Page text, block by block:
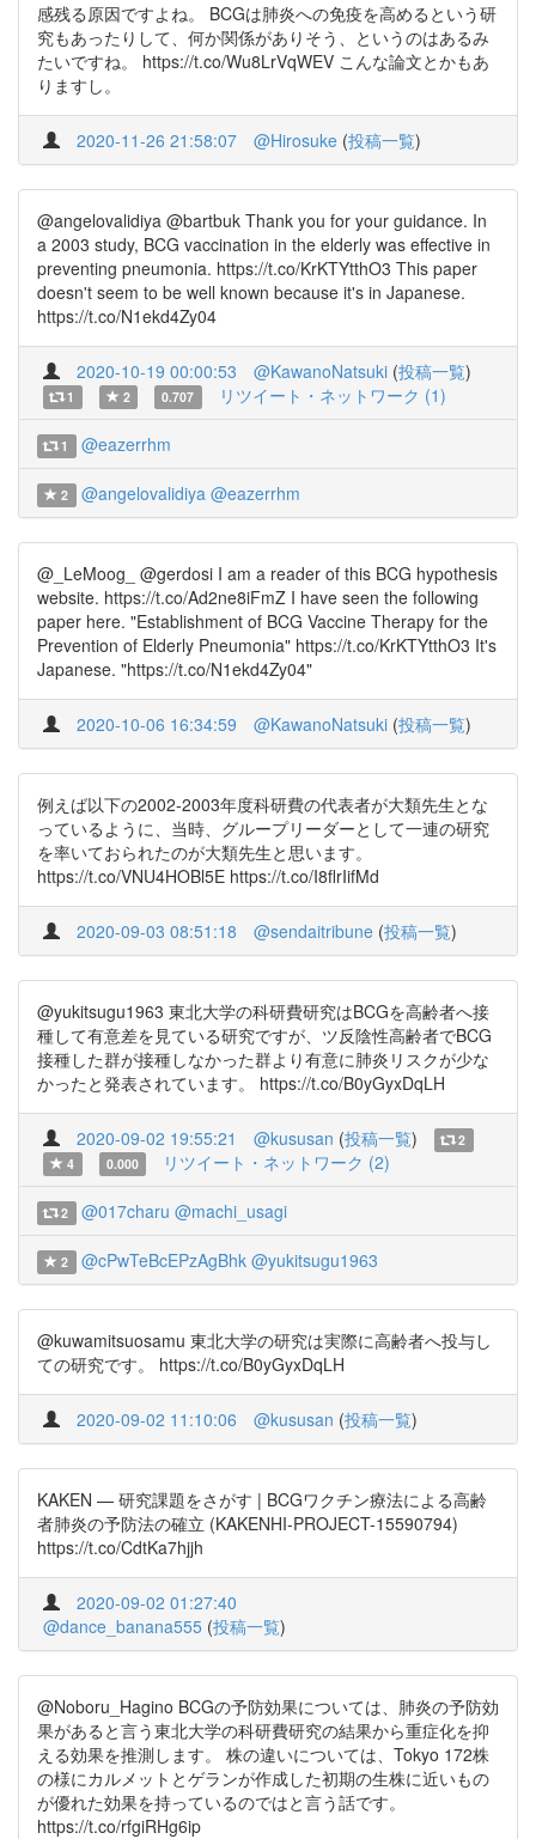
感残る原因ですよね。 BCGは肺炎への免疫を高めるという研
究もあったりして、何か関係がありそう、というのはあるみ
たいですね。 https://t.co/Wu8LrVqWEV こんな論文とかもあ
りますし。
2020-11-26 21:58:07 @Hirosuke (投稿一覧)
@angelovalidiya @bartbuk Thank you for your guidance. In
a 2003 study, BCG vaccination in the elderly was effective in
preventing pneumonia. https://t.co/KrKTYtthO3 This paper
doesn't seem to be well known because it's in Japanese.
https://t.co/N1ekd4Zy04
2020-10-19 00:00:53 @KawanoNatsuki (投稿一覧)
1 2 0.707 リツイート・ネットワーク (1)
1 @eazerrhm
2 @angelovalidiya @eazerrhm
@_LeMoog_ @gerdosi I am a reader of this BCG hypothesis
website. https://t.co/Ad2ne8iFmZ I have seen the following
paper here. "Establishment of BCG Vaccine Therapy for the
Prevention of Elderly Pneumonia" https://t.co/KrKTYtthO3 It's
Japanese. "https://t.co/N1ekd4Zy04"
2020-10-06 16:34:59 @KawanoNatsuki (投稿一覧)
例えば以下の2002-2003年度科研費の代表者が大類先生とな
っているように、当時、グループリーダーとして一連の研究
を率いておられたのが大類先生と思います。
https://t.co/VNU4HOBl5E https://t.co/I8flrIifMd
2020-09-03 08:51:18 @sendaitribune (投稿一覧)
@yukitsugu1963 東北大学の科研費研究はBCGを高齢者へ接
種して有意差を見ている研究ですが、ツ反陰性高齢者でBCG
接種した群が接種しなかった群より有意に肺炎リスクが少な
かったと発表されています。 https://t.co/B0yGyxDqLH
2020-09-02 19:55:21 @kususan (投稿一覧)
2
4
0.000 リツイート・ネットワーク (2)
2 @017charu @machi_usagi
2 @cPwTeBcEPzAgBhk @yukitsugu1963
@kuwamitsuosamu 東北大学の研究は実際に高齢者へ投与し
ての研究です。 https://t.co/B0yGyxDqLH
2020-09-02 11:10:06 @kususan (投稿一覧)
KAKEN — 研究課題をさがす | BCGワクチン療法による高齢
者肺炎の予防法の確立 (KAKENHI-PROJECT-15590794)
https://t.co/CdtKa7hjjh
2020-09-02 01:27:40
@dance_banana555 (投稿一覧)
@Noboru_Hagino BCGの予防効果については、肺炎の予防効
果があると言う東北大学の科研費研究の結果から重症化を抑
える効果を推測します。 株の違いについては、Tokyo 172株
の様にカルメットとゲランが作成した初期の生株に近いもの
が優れた効果を持っているのではと言う話です。
https://t.co/rfgiRHg6ip